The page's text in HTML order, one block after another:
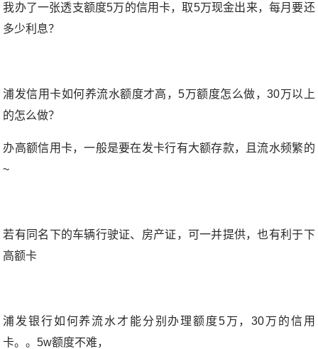
我办了一张透支额度5万的信用卡，取5万现金出来，每月要还
多少利息？
浦发信用卡如何养流水额度才高，5万额度怎么做，30万以上
的怎么做？
办高额信用卡，一般是要在发卡行有大额存款，且流水频繁的
~
若有同名下的车辆行驶证、房产证，可一并提供，也有利于下
高额卡
浦发银行如何养流水才能分别办理额度5万，30万的信用
卡。。5w额度不难，